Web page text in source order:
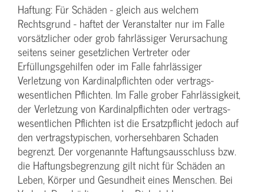
Haftung: Für Schäden - gleich aus welchem
Rechtsgrund - haftet der Veranstalter nur im Falle
vorsätzlicher oder grob fahrlässiger Verursachung
seitens seiner gesetzlichen Vertreter oder
Erfüllungsgehilfen oder im Falle fahrlässiger
Verletzung von Kardinalpflichten oder vertrags­
wesentlichen Pflichten. Im Falle grober Fahrlässigkeit,
der Verletzung von Kardinalpflichten oder vertrags­
wesentlichen Pflichten ist die Ersatzpflicht jedoch auf
den vertragstypischen, vorhersehbaren Schaden
begrenzt. Der vorgenannte Haftungs­ausschluss bzw.
die Haftungs­begrenzung gilt nicht für Schäden an
Leben, Körper und Gesundheit eines Menschen. Bei